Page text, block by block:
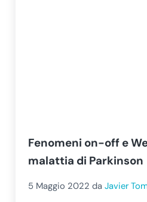
Fenomeni on-off e
malattia di Parkinson
5 Maggio 2022 daJavier